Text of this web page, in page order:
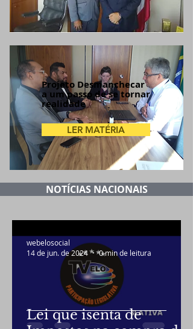
Projeto Desmanchecar
a um passo de se tornar
realidade
LER MATÉRIA
NOTÍCIAS NACIONAIS
Lei que isenta de
webelosocial
14 de jun. de 2024
0 min de leitura